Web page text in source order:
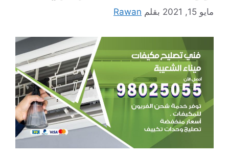
مايو 15, 2021 بقلم Rawan